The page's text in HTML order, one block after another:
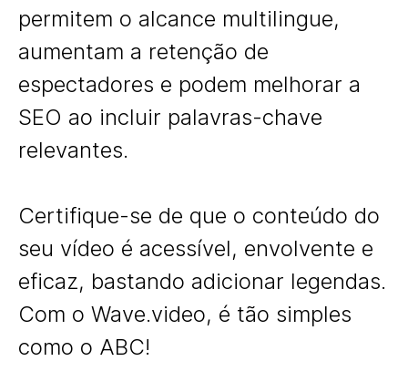
permitem o alcance multilingue,
aumentam a retenção de
espectadores e podem melhorar a
SEO ao incluir palavras-chave
relevantes.
Certifique-se de que o conteúdo do
seu vídeo é acessível, envolvente e
eficaz, bastando adicionar legendas.
Com o Wave.video, é tão simples
como o ABC!